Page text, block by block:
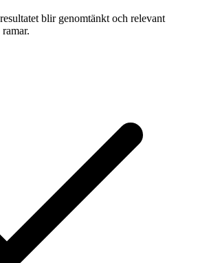
blir genomtänkt och relevant